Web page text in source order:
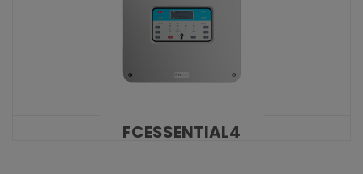
FCESSENTIAL4